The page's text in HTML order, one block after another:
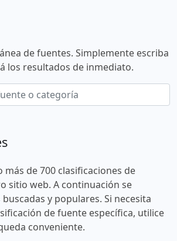
de fuentes. Simplemente escriba
los resultados de inmediato.
más de 700 clasificaciones de
sitio web. A continuación se
y populares. Si necesita
de fuente específica, utilice
conveniente.